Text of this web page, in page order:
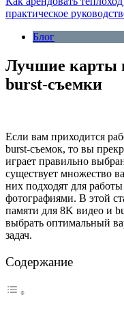
практическое
Блог
Лучшие карты
burst-съемки
Если вам приходится
burst-съемок, то вы
играет правильно
существует множество
них подходят для
фотографиями. В этой
памяти для 8K видео и
выбрать оптимальный
задач.
Содержание